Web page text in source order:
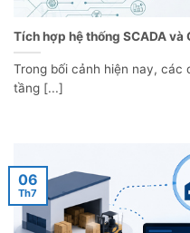
Tích hợp hệ thống SCADA và
Trong bối cảnh hiện nay, các
tầng [...]
06
Th7